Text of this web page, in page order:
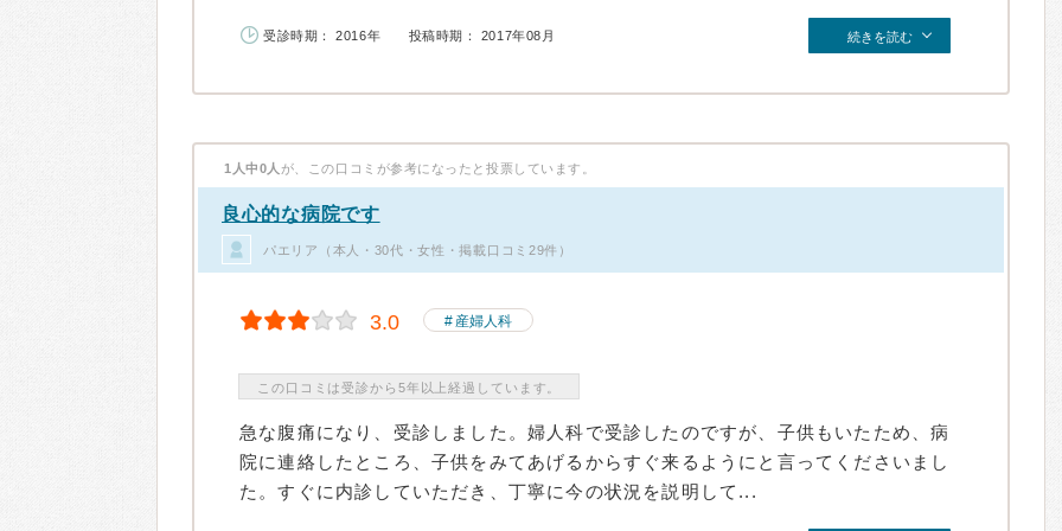
受診時期： 2016年 投稿時期： 2017年08月 続きを読む
1人中0人 が、この口コミが参考になったと投票しています。
良心的な病院です
パエリア（本人・30代・女性・掲載口コミ29件）
3.0 産婦人科
この口コミは受診から5年以上経過しています。
急な腹痛になり、受診しました。婦人科で受診したのですが、子供もいたため、病
院に連絡したところ、子供をみてあげるからすぐ来るようにと言ってくださいまし
た。すぐに内診していただき、丁寧に今の状況を説明して...